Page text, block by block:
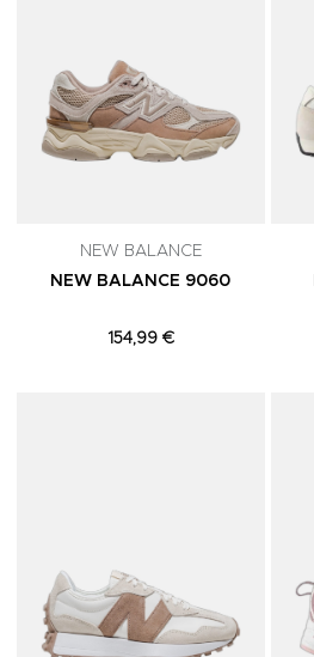
NEW BALANCE
NEW BALANCE 9060
154,99 €